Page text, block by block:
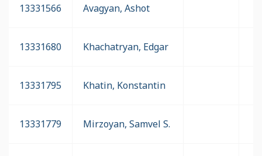
13331566 Avagyan, Ashot
13331680 Khachatryan, Edgar
13331795 Khatin, Konstantin
13331779 Mirzoyan, Samvel S.